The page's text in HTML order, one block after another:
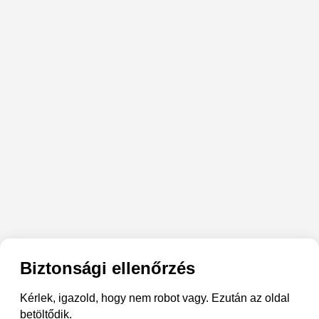
Biztonsági ellenőrzés
Kérlek, igazold, hogy nem robot vagy. Ezután az oldal
betöltődik.